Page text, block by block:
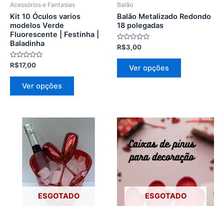
Acessórios e Fantasias
Kit 10 Óculos varios
modelos Verde
Fluorescente | Festinha |
Baladinha
Avaliação
de
R$17,00
Ver opções
página
Balão
Balão Metalizado Redondo
18 polegadas
Avaliação
de
R$3,00
Ver opções
escolhidas
produto
ESGOTADO ESGOTADO
Faixa
preço:
R$10,00
através
R$14,00
Este
produto
tem
várias
variantes.
As
opções